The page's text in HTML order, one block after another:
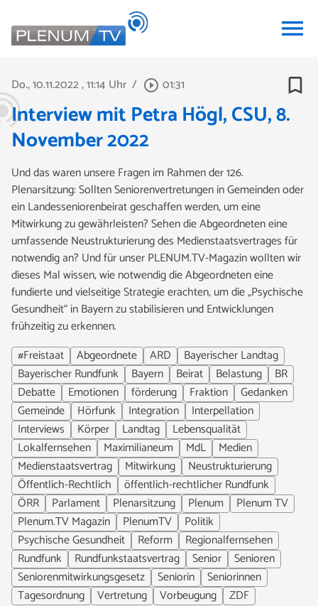
menu
Do., 10.11.2022, 11:14 Uhr / play_circle_outline 01:31 bookmark_border
Interview mit Petra Högl, CSU, 8.
November 2022
Und das waren unsere Fragen im Rahmen der 126.
Plenarsitzung: Sollten Seniorenvertretungen in Gemeinden oder
ein Landesseniorenbeirat geschaffen werden, um eine
Mitwirkung zu gewährleisten? Sehen die Abgeordneten eine
umfassende Neustrukturierung des Medienstaatsvertrages für
notwendig an? Und für unser PLENUM.TV-Magazin wollten wir
dieses Mal wissen, wie notwendig die Abgeordneten eine
fundierte und vielseitige Strategie erachten, um die „Psychische
Gesundheit“ in Bayern zu stabilisieren und Entwicklungen
frühzeitig zu erkennen.
#Freistaat
Abgeordnete ARD
Bayerischer Landtag
Bayerischer Rundfunk
Bayern Beirat Belastung
BR
Debatte
Emotionen förderung Fraktion
Gedanken
Gemeinde
Hörfunk Integration
Interpellation
Interviews
Körper Landtag
Lebensqualität
Lokalfernsehen
Maximilianeum MdL
Medien
Medienstaatsvertrag
Mitwirkung
Neustrukturierung
Öffentlich-Rechtlich
öffentlich-rechtlicher Rundfunk
ÖRR
Parlament Plenarsitzung Plenum
Plenum TV
Plenum.TV Magazin
PlenumTV
Politik
Psychische Gesundheit
Reform
Regionalfernsehen
Rundfunk
Rundfunkstaatsvertrag Senior
Senioren
Seniorenmitwirkungsgesetz
Seniorin
Seniorinnen
Tagesordnung
Vertretung Vorbeugung ZDF